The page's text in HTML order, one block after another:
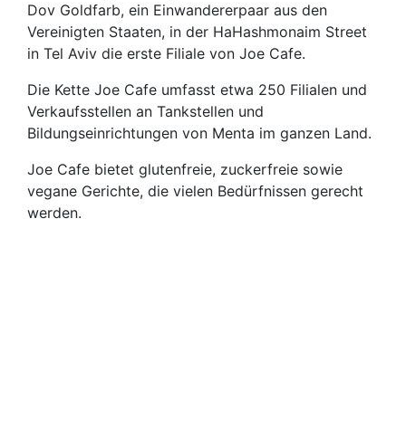
Dov Goldfarb, ein Einwandererpaar aus den
Vereinigten Staaten, in der HaHashmonaim Street
in Tel Aviv die erste Filiale von Joe Cafe.
Die Kette Joe Cafe umfasst etwa 250 Filialen und
Verkaufsstellen an Tankstellen und
Bildungseinrichtungen von Menta im ganzen Land.
Joe Cafe bietet glutenfreie, zuckerfreie sowie
vegane Gerichte, die vielen Bedürfnissen gerecht
werden.